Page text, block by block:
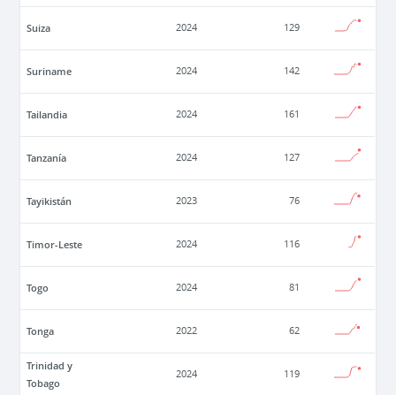
Suiza 2024 129
Suriname 2024 142
Tailandia 2024 161
Tanzanía 2024 127
Tayikistán 2023 76
Timor-Leste 2024 116
Togo 2024 81
Tonga 2022 62
Trinidad y
Tobago
2024 119